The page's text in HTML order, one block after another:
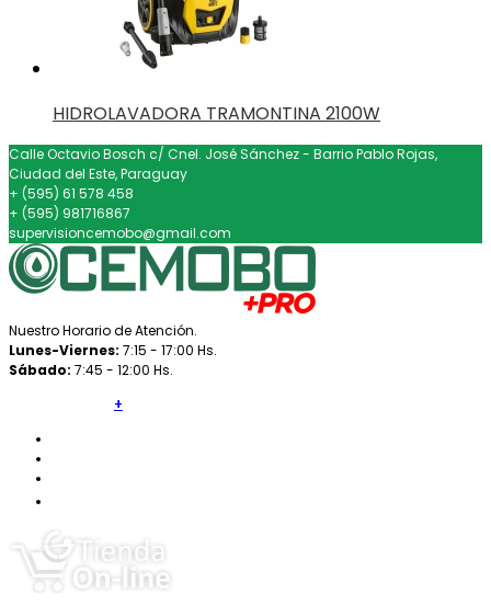
HIDROLAVADORA TRAMONTINA 2100W
Calle Octavio Bosch c/ Cnel. José Sánchez - Barrio Pablo Rojas,
Ciudad del Este, Paraguay
+ (595) 61 578 458
+ (595) 981716867
supervisioncemobo@gmail.com
Nuestro Horario de Atención.
Lunes-Viernes: 7:15 - 17:00 Hs.
Sábado: 7:45 - 12:00 Hs.
+